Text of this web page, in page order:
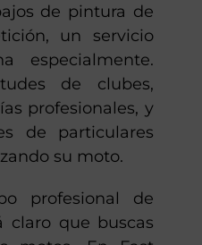
de pintura de
un servicio
especialmente.
de clubes,
profesionales, y
de particulares
su moto.
profesional de
claro que buscas